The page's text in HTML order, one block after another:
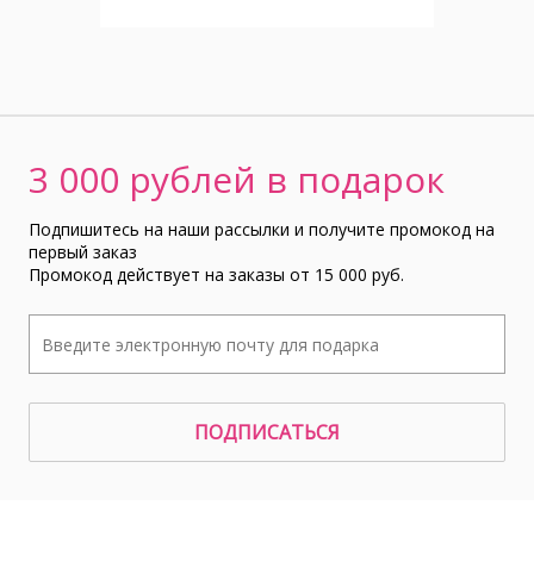
3 000 рублей в подарок
Подпишитесь на наши рассылки и получите промокод на
первый заказ
Промокод действует на заказы от 15 000 руб.
ПОДПИСАТЬСЯ